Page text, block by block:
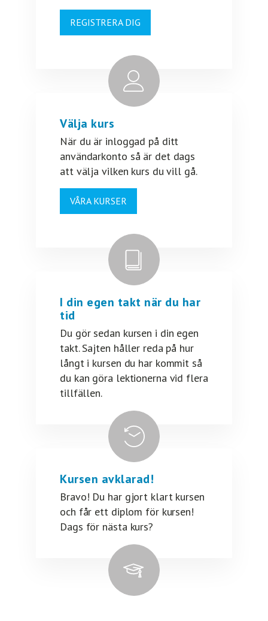
REGISTRERA DIG
Välja kurs
När du är inloggad på ditt
användarkonto så är det dags
att välja vilken kurs du vill gå.
VÅRA KURSER
I din egen takt när du har
tid
Du gör sedan kursen i din egen
takt. Sajten håller reda på hur
långt i kursen du har kommit så
du kan göra lektionerna vid flera
tillfällen.
Kursen avklarad!
Bravo! Du har gjort klart kursen
och får ett diplom för kursen!
Dags för nästa kurs?